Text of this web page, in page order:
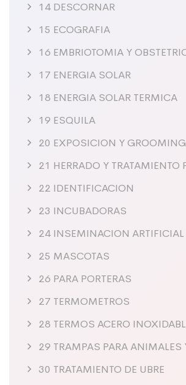
14 DESCORNAR
15 ECOGRAFIA
16 EMBRIOTOMIA Y
17 ENERGIA SOLAR
18 ENERGIA SOLAR TERMICA
19 ESQUILA
20 EXPOSICION Y GROOMING
21 HERRADO Y TRATAMIENTO
22 IDENTIFICACION
23 INCUBADORAS
24 INSEMINACION ARTIFICIAL
25 MASCOTAS
26 PARA PORTERAS
27 TERMOMETROS
28 TERMOS ACERO
29 TRAMPAS PARA ANIMALES
30 TRATAMIENTO DE UBRE